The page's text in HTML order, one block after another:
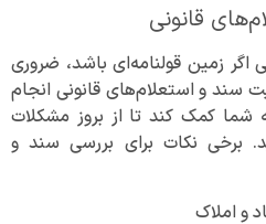
قانونی
زمین قولنامه‌ای باشد، ضروری
و استعلام‌های قانونی انجام
شما کمک کند تا از بروز مشکلات
برخی نکات برای بررسی سند و
و املاک